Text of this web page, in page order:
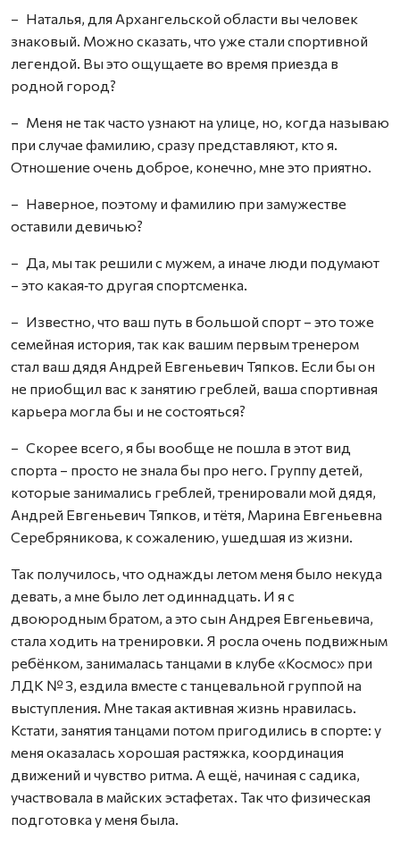
– Наталья, для Архангельской области вы человек
знаковый. Можно сказать, что уже стали спортивной
легендой. Вы это ощущаете во время приезда в
родной город?
– Меня не так часто узнают на улице, но, когда называю
при случае фамилию, сразу представляют, кто я.
Отношение очень доброе, конечно, мне это приятно.
– Наверное, поэтому и фамилию при замужестве
оставили девичью?
– Да, мы так решили с мужем, а иначе люди подумают
– это какая‑то другая спортсменка.
– Известно, что ваш путь в большой спорт – это тоже
семейная история, так как вашим первым тренером
стал ваш дядя Андрей Евгеньевич Тяпков. Если бы он
не приобщил вас к занятию греблей, ваша спортивная
карьера могла бы и не состояться?
– Скорее всего, я бы вообще не пошла в этот вид
спорта – просто не знала бы про него. Группу детей,
которые занимались греблей, тренировали мой дядя,
Андрей Евгеньевич Тяпков, и тётя, Марина Евгеньевна
Серебряникова, к сожалению, ушедшая из жизни.
Так получилось, что однажды летом меня было некуда
девать, а мне было лет одиннадцать. И я с
двоюродным братом, а это сын Андрея Евгеньевича,
стала ходить на тренировки. Я росла очень подвижным
ребёнком, занималась танцами в клубе «Космос» при
ЛДК № 3, ездила вместе с танцевальной группой на
выступления. Мне такая активная жизнь нравилась.
Кстати, занятия танцами потом пригодились в спорте: у
меня оказалась хорошая растяжка, координация
движений и чувство ритма. А ещё, начиная с садика,
участвовала в майских эстафетах. Так что физическая
подготовка у меня была.